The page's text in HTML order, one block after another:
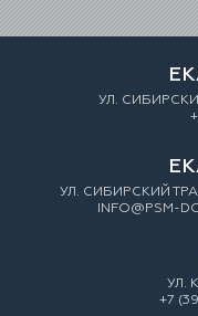
УЛ.
УЛ. СИБИРСКИЙ
INFO@PSM-
УЛ.
+7